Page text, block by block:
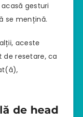
gesturi
se mențină.
aceste
resetare, ca
de head